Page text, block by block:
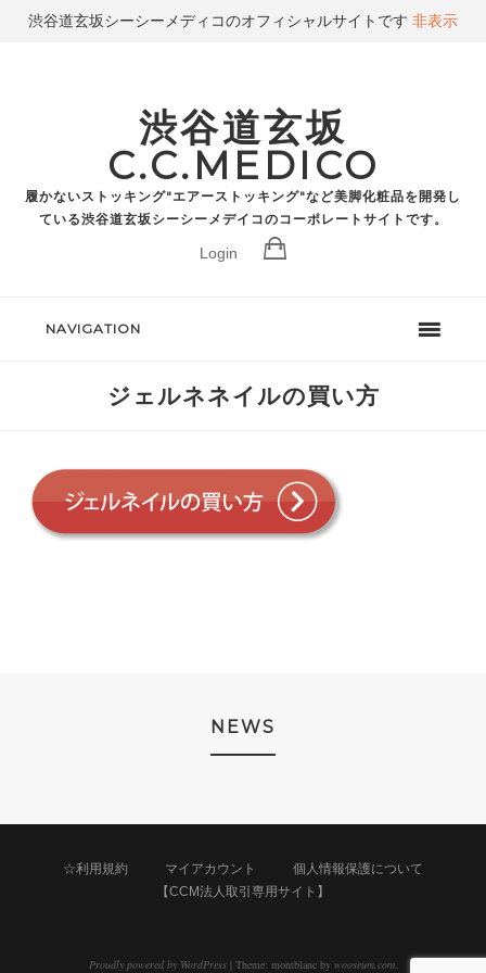
渋谷道玄坂
C.C.MEDICO
履かないストッキング"エアーストッキング"など美脚化粧品を開発し
ている渋谷道玄坂シーシーメデイコのコーポレートサイトです。
Login
NAVIGATION
ジェルネネイルの買い方
NEWS
☆利用規約 マイアカウント
個人情報保護について
【CCM法人取引専用サイト】
Proudly powered by WordPress | Theme: montblanc by wooseum.com.
渋谷道玄坂シーシーメディコのオフィシャルサイトです 非表示